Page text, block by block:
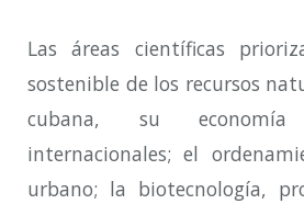
Las áreas científicas
sostenible de los recursos
cubana, su
internacionales; el
urbano; la biotecnología,